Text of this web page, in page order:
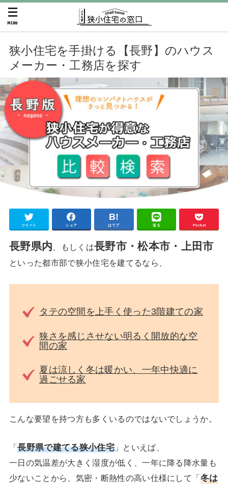
MENU
狭小住宅を手掛ける【長野】のハウス
メーカー・工務店を探す
ツイート シェア はてブ 送る Pocket
長野県内 、もしくは長野市・松本市・上田市
といった都市部で狭小住宅を建てるなら、
タテの空間を上手く使った3階建ての家
狭さを感じさせない明るく開放的な空
間の家
夏は涼しく冬は暖かい、一年中快適に
過ごせる家
こんな要望を持つ方も多くいるのではないでしょうか。
「長野県で建てる狭小住宅」といえば、
一日の気温差が大きく湿度が低く、一年に降る降水量も
少ないことから、気密・断熱性の高い仕様にして「冬は